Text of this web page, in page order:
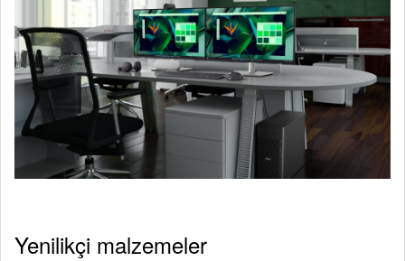
Yenilikçi malzemeler